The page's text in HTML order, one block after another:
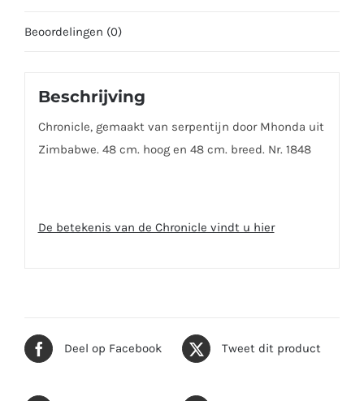
Beoordelingen (0)
Beschrijving
Chronicle, gemaakt van serpentijn door Mhonda uit
Zimbabwe. 48 cm. hoog en 48 cm. breed. Nr. 1848
De betekenis van de Chronicle vindt u hier
Deel op Facebook Tweet dit product